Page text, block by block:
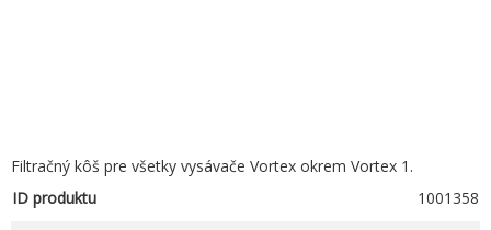
Filtračný kôš pre všetky vysávače Vortex okrem Vortex 1.
ID produktu
1001358